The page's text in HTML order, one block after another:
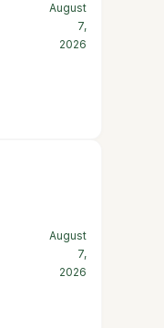
August
7,
2026
August
7,
2026